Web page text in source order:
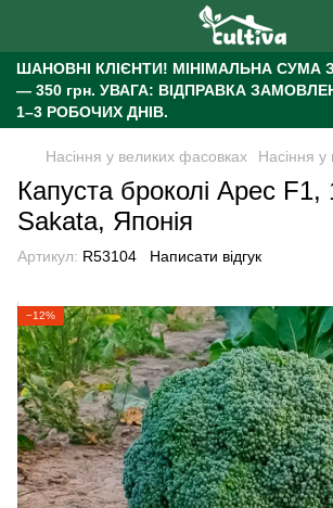
ШАНОВНІ КЛІЄНТИ! МІНІМАЛЬНА СУМА
— 350 грн. УВАГА: ВІДПРАВКА
1–3 РОБОЧИХ ДНІВ.
Насіння у великих фасовках Насіння
Капуста броколі Арес F1,
Sakata, Японія
Артикул: R53104 Написати відгук
−12%